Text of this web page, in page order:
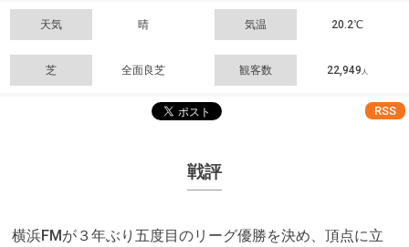
天気 晴 気温 20.2℃
芝 全面良芝 観客数 22,949 人
RSS
戦評
横浜FMが３年ぶり五度目のリーグ優勝を決め、頂点に立